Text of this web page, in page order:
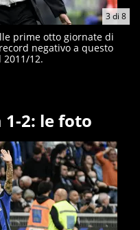
3di 8
prime otto giornate di
negativo a questo
12.
1-2: le foto